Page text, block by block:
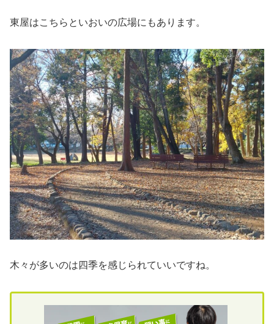
東屋はこちらといおいの広場にもあります。
木々が多いのは四季を感じられていいですね。